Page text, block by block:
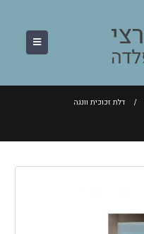
דלת זכוכית וונגה